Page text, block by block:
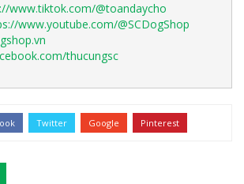
www.tiktok.com/@toandaycho
www.youtube.com/@SCDogShop
thucungsc
Twitter Google Pinterest